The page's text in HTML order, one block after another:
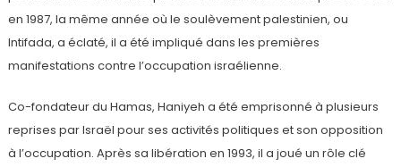
en 1987, la même année où le soulèvement palestinien, ou
Intifada, a éclaté, il a été impliqué dans les premières
manifestations contre l’occupation israélienne.
Co-fondateur du Hamas, Haniyeh a été emprisonné à plusieurs
reprises par Israël pour ses activités politiques et son opposition
à l’occupation. Après sa libération en 1993, il a joué un rôle clé